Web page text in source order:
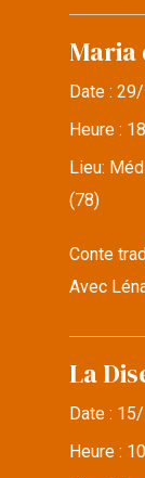
Maria
Date :
Heure :
Lieu:
(78)
Conte
Avec
La
Date :
Heure :